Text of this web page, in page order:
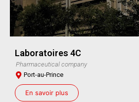
Laboratoires 4C
Pharmaceutical company
Port-au-Prince
En savoir plus